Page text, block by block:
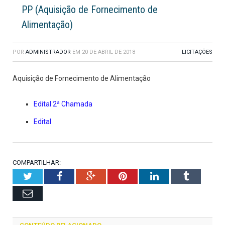
PP (Aquisição de Fornecimento de
Alimentação)
POR ADMINISTRADOR EM 20 DE ABRIL DE 2018 LICITAÇÕES
Aquisição de Fornecimento de Alimentação
Edital 2ª Chamada
Edital
COMPARTILHAR:
TwitterFacebookGoogle+PinterestLinkedInTumblr
Email